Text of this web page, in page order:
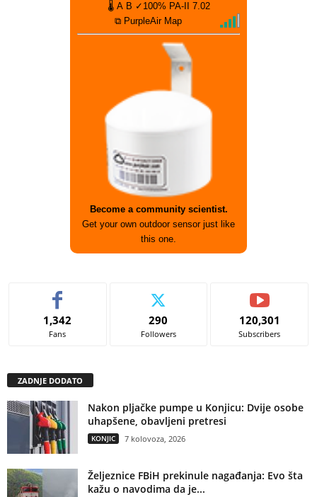
🌡 A B ✓100% PA-II
7.02
⧉ PurpleAir Map
Become a community scientist.
Get your own outdoor sensor just like
this one.
1,342
Fans
290
Followers
120,301
Subscribers
ZADNJE DODATO
Nakon pljačke pumpe u Konjicu: Dvije osobe
uhapšene, obavljeni pretresi
KONJIC 7 kolovoza, 2026
Željeznice FBiH prekinule nagađanja: Evo šta
kažu o navodima da je...